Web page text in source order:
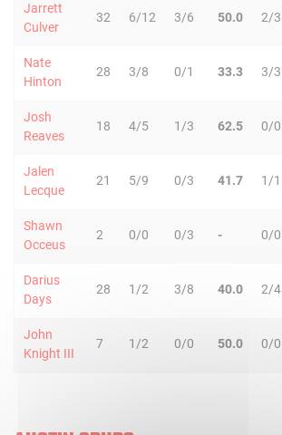
Jarrett
Culver
32 6/12 3/6 50.0 2/3
Nate
Hinton
28 3/8 0/1 33.3 3/3
Josh
Reaves
18 4/5 1/3 62.5 0/0
Jalen
Lecque
21 5/9 0/3 41.7 1/1
Shawn
Occeus
2 0/0 0/3 - 0/0
Darius
Days
28 1/2 3/8 40.0 2/4
John
Knight III
7 1/2 0/0 50.0 0/0